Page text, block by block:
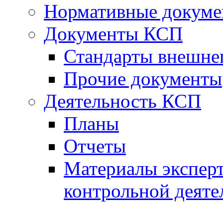
Нормативные
Документы КСП
Стандарты
Прочие документы
Деятельность КСП
Планы
Отчеты
Материалы
контрольной